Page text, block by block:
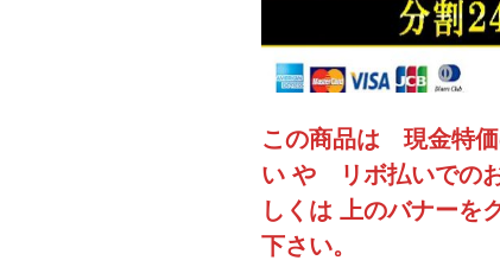
この商品は 現金特
い や リボ払いでの
しくは 上のバナー
下さい。